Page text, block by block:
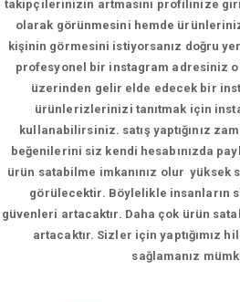
takipçilerinizin artmasını profilinize
olarak görünmesini hemde
kişinin görmesini istiyorsanız doğru
profesyonel bir instagram adresiniz
üzerinden gelir elde edecek bir
ürünlerizlerinizi tanıtmak için
kullanabilirsiniz. satış yaptığınız
beğenilerini siz kendi hesabınızda
ürün satabilme imkanınız olur yüksek
görülecektir. Böylelikle insanların
güvenleri artacaktır. Daha çok ürün
artacaktır. Sizler için yaptığımız
sağlamanız